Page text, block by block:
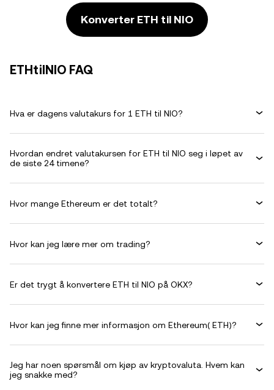
Konverter ETH til NIO
ETHtilNIO FAQ
Hva er dagens valutakurs for 1 ETH til NIO?
Hvordan endret valutakursen for ETH til NIO seg i løpet av
de siste 24 timene?
Hvor mange Ethereum er det totalt?
Hvor kan jeg lære mer om trading?
Er det trygt å konvertere ETH til NIO på OKX?
Hvor kan jeg finne mer informasjon om Ethereum( ETH)?
Jeg har noen spørsmål om kjøp av kryptovaluta. Hvem kan
jeg snakke med?